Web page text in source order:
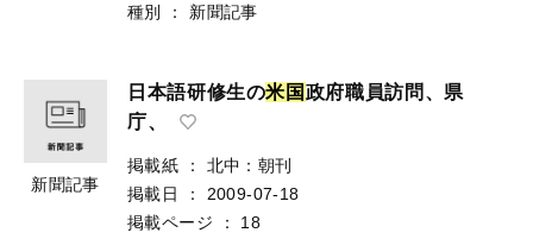
種別
： 新聞記事
新聞記事
日本語研修生の米 国政府職員訪問、県
庁、
掲載紙 ：
北中：朝刊
掲載日
：
2009-07-18
掲載ページ
：
18